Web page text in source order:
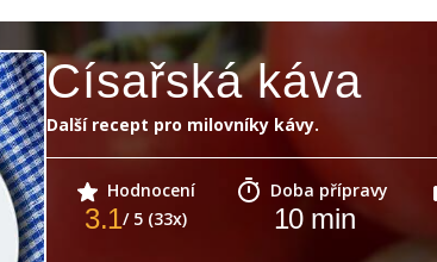
Císařská káva
Další recept pro milovníky kávy.
Hodnocení
3.1/ 5 (33x)
Doba přípravy
10min